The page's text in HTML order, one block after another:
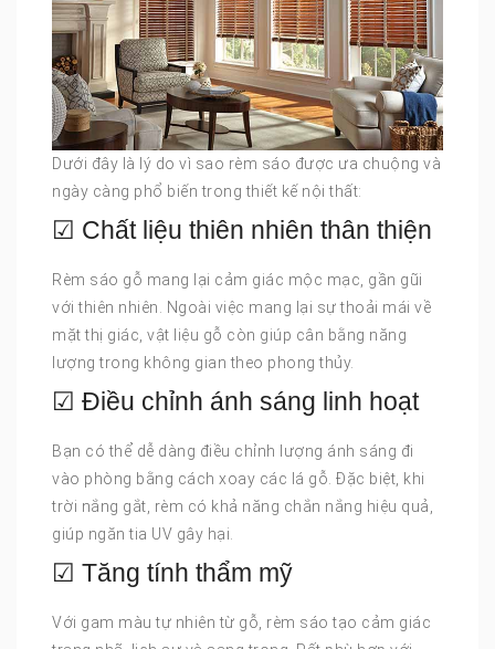
Dưới đây là lý do vì sao rèm sáo được ưa chuộng và
ngày càng phổ biến trong thiết kế nội thất:
☑ Chất liệu thiên nhiên thân thiện
Rèm sáo gỗ mang lại cảm giác mộc mạc, gần gũi
với thiên nhiên. Ngoài việc mang lại sự thoải mái về
mặt thị giác, vật liệu gỗ còn giúp cân bằng năng
lượng trong không gian theo phong thủy.
☑ Điều chỉnh ánh sáng linh hoạt
Bạn có thể dễ dàng điều chỉnh lượng ánh sáng đi
vào phòng bằng cách xoay các lá gỗ. Đặc biệt, khi
trời nắng gắt, rèm có khả năng chắn nắng hiệu quả,
giúp ngăn tia UV gây hại.
☑ Tăng tính thẩm mỹ
Với gam màu tự nhiên từ gỗ, rèm sáo tạo cảm giác